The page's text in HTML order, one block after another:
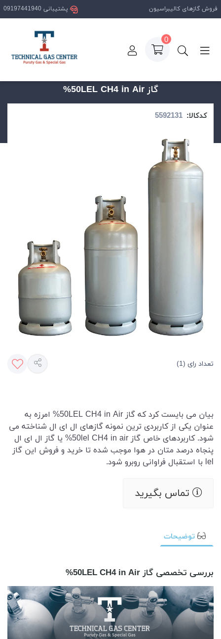
گاز 50LEL CH4 in Air%
کدکالا:
تعداد رای (1)
بیان می بایست کرد که گاز 50LEL CH4 in Air% امرزه به
عنوان یکی از کاربردی ترین نمونه گازهای ال ای ال شناخته می
شود. کاربردهای خاص گاز 50lel CH4 in air% یا گاز ال ای ال
پنجاه درصد متان در هوا موجب شده تا خرید و فروش این گاز
lel با استقبال فراوانی روبرو شود.
تماس بگیرید
توضیحات
بررسی تخصصی گاز 50LEL CH4 in Air%
فروش گازهای کالیبراسیون پشتیبانی 09197441940
0